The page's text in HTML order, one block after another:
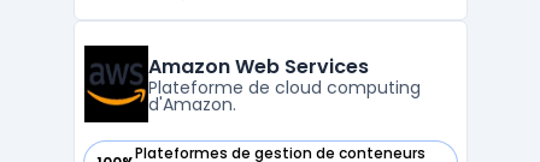
Architecture, permettant une protection
optimale des donné ...
Amazon Web Services
Plateforme de cloud computing
d'Amazon.
Plateformes de gestion de conteneurs